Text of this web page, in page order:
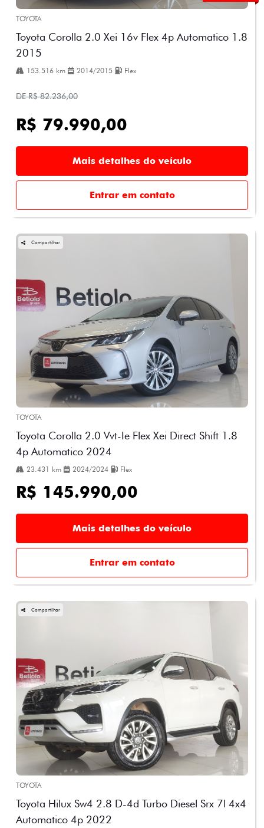
TOYOTA
Toyota Corolla 2.0 Xei 16v Flex 4p Automatico 1.8
2015
153.516 km 2014/2015 Flex
DE R$ 82.236,00
R$ 79.990,00
Mais detalhes do veículo
Entrar em contato
Compartilhar
TOYOTA
Toyota Corolla 2.0 Vvt-Ie Flex Xei Direct Shift 1.8
4p Automatico 2024
23.431 km 2024/2024 Flex
R$ 145.990,00
Mais detalhes do veículo
Entrar em contato
Compartilhar
TOYOTA
Toyota Hilux Sw4 2.8 D-4d Turbo Diesel Srx 7l 4x4
Automatico 4p 2022